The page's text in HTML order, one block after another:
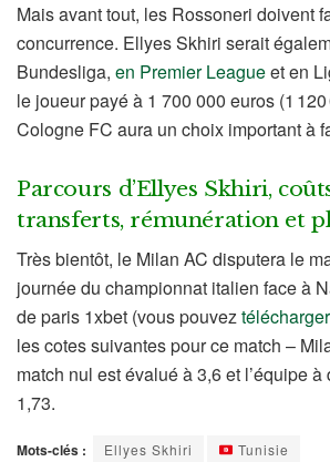
Mais avant tout, les Rossoneri doivent
concurrence. Ellyes Skhiri serait
Bundesliga, en Premier Leagueet en
le joueur payé à 1 700 000 euros (1
Cologne FC aura un choix important à
Parcours d’Ellyes Skhiri,
transferts, rémunération et
Très bientôt, le Milan AC disputera le
journée du championnat italien face à
de paris 1xbet (vous pouvez
les cotes suivantes pour ce match –
match nul est évalué à 3,6 et l’équipe
1,73.
Mots-clés : Ellyes Skhiri Tunisie